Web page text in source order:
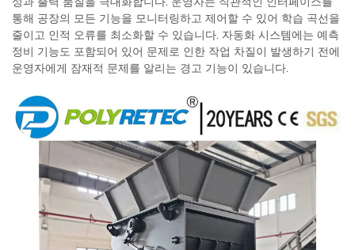
통해 공장의 모든 기능을 모니터링하고 제어할 수 있어 학습 곡선을
줄이고 인적 오류를 최소화할 수 있습니다. 자동화 시스템에는 예측
정비 기능도 포함되어 있어 문제로 인한 작업 차질이 발생하기 전에
운영자에게 잠재적 문제를 알리는 경고 기능이 있습니다.